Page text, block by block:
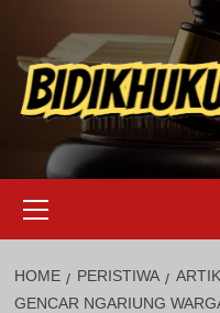
content
Menu
HOME PERISTIWA
GENCAR NGARIUNG